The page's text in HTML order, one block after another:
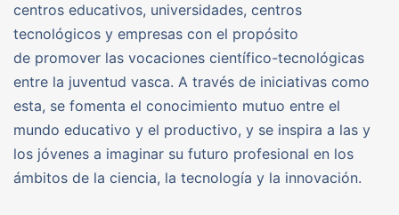
centros educativos, universidades, centros
tecnológicos y empresas con el propósito
de promover las vocaciones científico-tecnológicas
entre la juventud vasca. A través de iniciativas como
esta, se fomenta el conocimiento mutuo entre el
mundo educativo y el productivo, y se inspira a las y
los jóvenes a imaginar su futuro profesional en los
ámbitos de la ciencia, la tecnología y la innovación.